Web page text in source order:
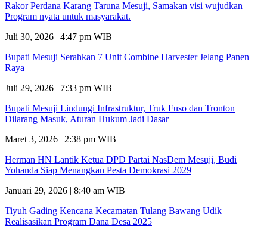
Rakor Perdana Karang Taruna Mesuji, Samakan visi wujudkan
Program nyata untuk masyarakat.
Juli 30, 2026 | 4:47 pm WIB
Bupati Mesuji Serahkan 7 Unit Combine Harvester Jelang Panen
Raya
Juli 29, 2026 | 7:33 pm WIB
Bupati Mesuji Lindungi Infrastruktur, Truk Fuso dan Tronton
Dilarang Masuk, Aturan Hukum Jadi Dasar
Maret 3, 2026 | 2:38 pm WIB
Herman HN Lantik Ketua DPD Partai NasDem Mesuji, Budi
Yohanda Siap Menangkan Pesta Demokrasi 2029
Januari 29, 2026 | 8:40 am WIB
Tiyuh Gading Kencana Kecamatan Tulang Bawang Udik
Realisasikan Program Dana Desa 2025